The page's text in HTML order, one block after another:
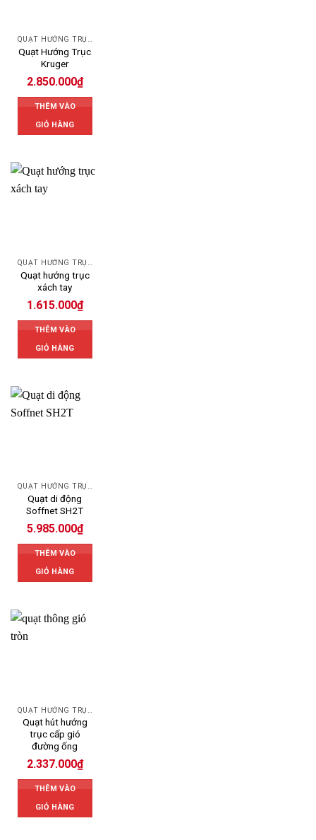
Quạt Hướng Trục
Kruger
2.850.000₫
THÊM VÀO
GIỎ HÀNG
QUẠT HƯỚNG TRỤC
Quạt hướng trục
xách tay
1.615.000₫
THÊM VÀO
GIỎ HÀNG
QUẠT HƯỚNG TRỤC
Quạt di động
Soffnet SH2T
5.985.000₫
THÊM VÀO
GIỎ HÀNG
Quạt hút hướng
trục cấp gió
đường ống
2.337.000₫
THÊM VÀO
GIỎ HÀNG